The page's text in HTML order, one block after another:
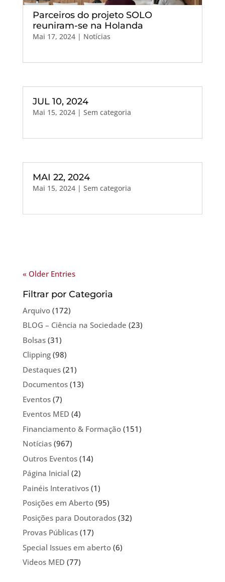
Parceiros do projeto SOLO
reuniram-se na Holanda
Mai 17, 2024| Notícias
JUL 10, 2024
Mai 15, 2024| Sem categoria
MAI 22, 2024
Mai 15, 2024| Sem categoria
« Older Entries
Filtrar por Categoria
Arquivo(172)
BLOG – Ciência na Sociedade (23)
Bolsas(31)
Clipping(98)
Destaques(21)
Documentos(13)
Eventos(7)
Eventos MED (4)
Financiamento & Formação(151)
Notícias(967)
Outros Eventos(14)
Página Inicial (2)
Painéis Interativos(1)
Posições em Aberto(95)
Posições para Doutorados(32)
Provas Públicas(17)
Special Issues em aberto(6)
Videos MED (77)